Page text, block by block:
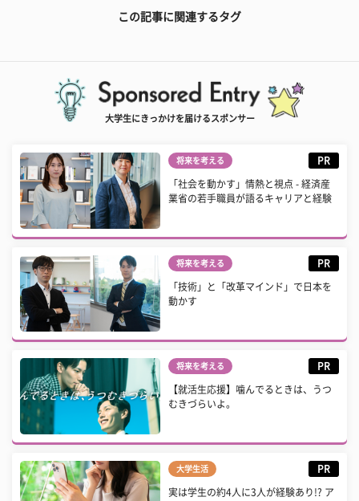
この記事に関連するタグ
大学生にきっかけを届けるスポンサー
将来を考える PR
「社会を動かす」情熱と視点 - 経済産
業省の若手職員が語るキャリアと経験
将来を考える PR
「技術」と「改革マインド」で日本を
動かす
将来を考える PR
【就活生応援】噛んでるときは、うつ
むきづらいよ。
大学生活 PR
実は学生の約4人に3人が経験あり!? ア